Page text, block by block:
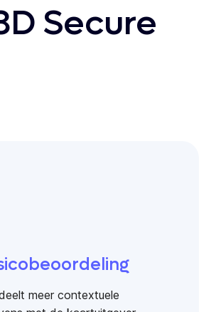
Secure
meer contextuele